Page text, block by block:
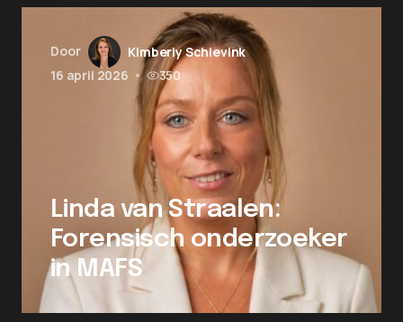
Door
Kimberly Schievink
16 april 2026 • 350
Linda van Straalen:
Forensisch onderzoeker
in MAFS